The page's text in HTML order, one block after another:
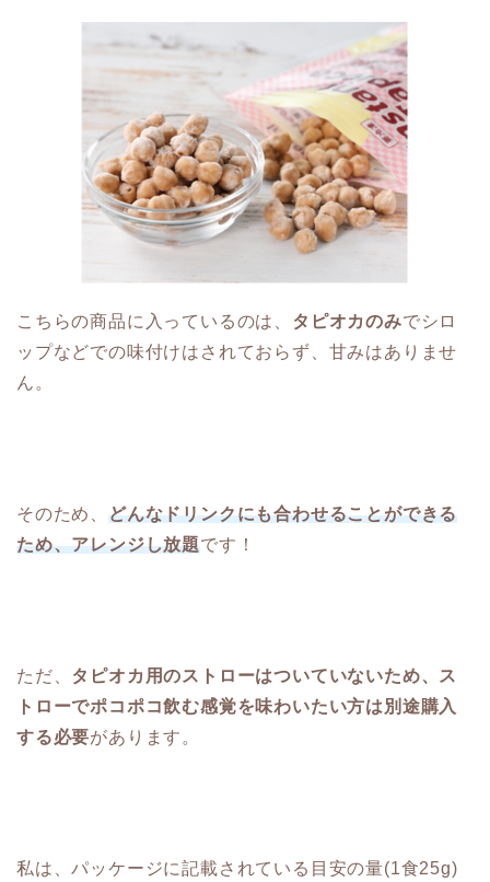
こちらの商品に入っているのは、 タピオカのみでシロ
ップなどでの味付けはされておらず、甘みはありませ
ん。
そのため、 どんなドリンクにも合わせることができる
ため、アレンジし放題です！
ただ、 タピオカ用のストローはついていないため、ス
トローでポコポコ飲む感覚を味わいたい方は別途購入
する必要があります。
私は、パッケージに記載されている目安の量(1食25g)